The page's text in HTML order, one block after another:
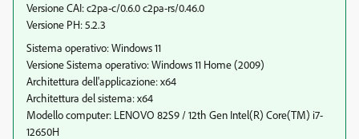
Versione CAI: c2pa-c/0.6.0 c2pa-rs/0.46.0
Versione PH: 5.2.3
Sistema operativo: Windows 11
Versione Sistema operativo: Windows 11 Home (2009)
Architettura dell'applicazione: x64
Architettura del sistema: x64
Modello computer: LENOVO 82S9 / 12th Gen Intel(R) Core(TM) i7-
12650H